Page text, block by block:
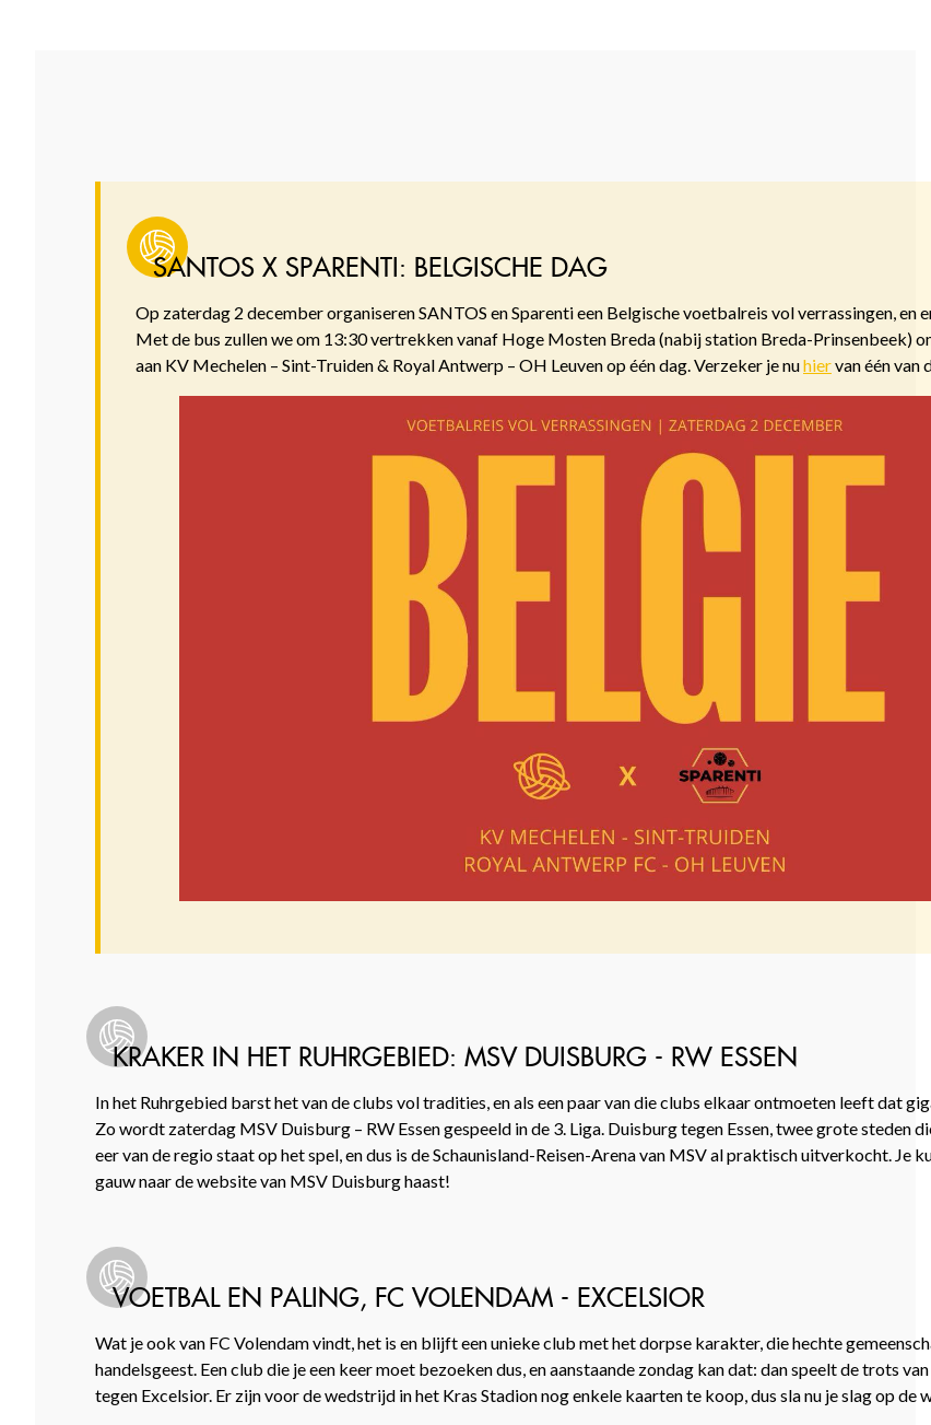
SANTOS X SPARENTI: BELGISCHE DAG
Op zaterdag 2 december organiseren SANTOS en Sparenti een Belgische voetbalreis vol verrassingen, en
Met de bus zullen we om 13:30 vertrekken vanaf Hoge Mosten Breda (nabij station Breda-Prinsenbeek)
aan KV Mechelen – Sint-Truiden & Royal Antwerp – OH Leuven op één dag. Verzeker je nuhiervan één van
KRAKER IN HET RUHRGEBIED: MSV DUISBURG - RW ESSEN
In het Ruhrgebied barst het van de clubs vol tradities, en als een paar van die clubs elkaar ontmoeten leeft dat
Zo wordt zaterdag MSV Duisburg – RW Essen gespeeld in de 3. Liga. Duisburg tegen Essen, twee grote steden
eer van de regio staat op het spel, en dus is de Schaunisland-Reisen-Arena van MSV al praktisch uitverkocht. Je
gauw naar de website van MSV Duisburg haast!
VOETBAL EN PALING, FC VOLENDAM - EXCELSIOR
Wat je ook van FC Volendam vindt, het is en blijft een unieke club met het dorpse karakter, die hechte
handelsgeest. Een club die je een keer moet bezoeken dus, en aanstaande zondag kan dat: dan speelt de trots
tegen Excelsior. Er zijn voor de wedstrijd in het Kras Stadion nog enkele kaarten te koop, dus sla nu je slag op de